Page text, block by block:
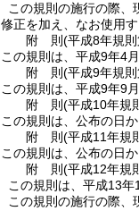
この規則の施行の際
修正を加え、なお使用す
附 則(平成8年規
この規則は、平成9年4
附 則(平成9年規
この規則は、平成9年9
附 則(平成10年規
この規則は、公布の日か
附 則(平成11年規
この規則は、公布の日か
附 則(平成12年規
この規則は、平成13年
この規則の施行の際